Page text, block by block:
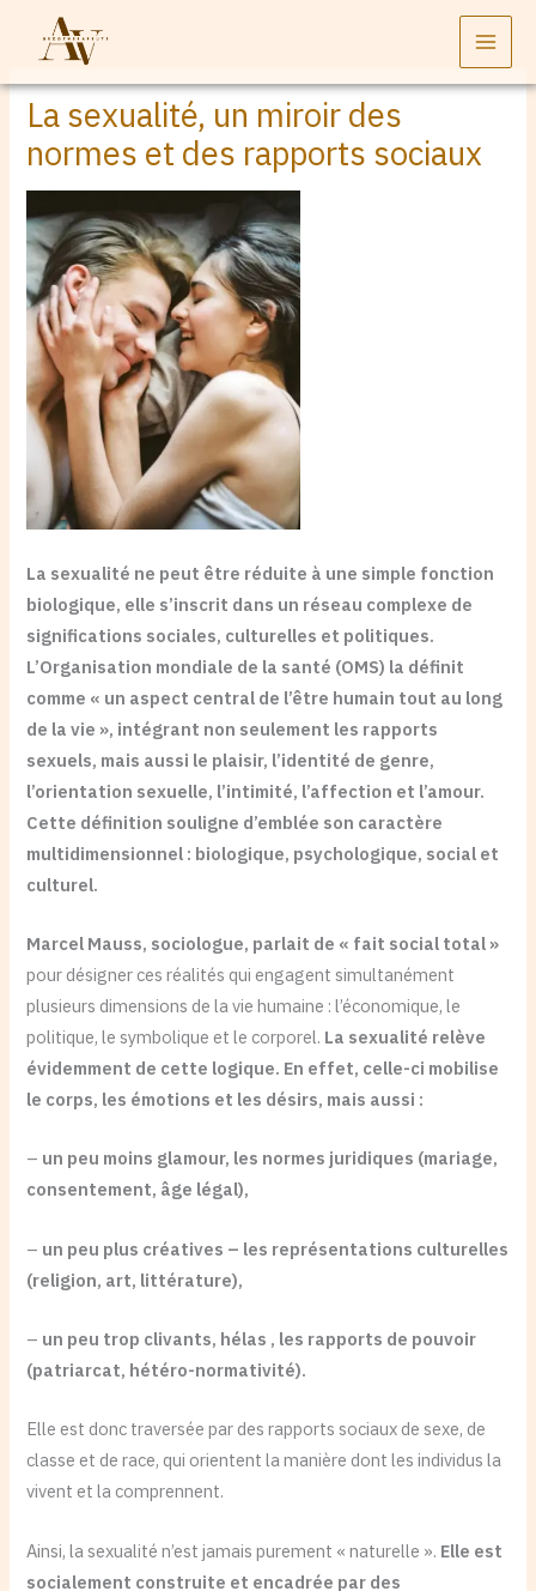
La sexualité, un miroir des
normes et des rapports sociaux
La sexualité ne peut être réduite à une simple fonction
biologique, elle s’inscrit dans un réseau complexe de
significations sociales, culturelles et politiques.
L’Organisation mondiale de la santé (OMS) la définit
comme « un aspect central de l’être humain tout au long
de la vie », intégrant non seulement les rapports
sexuels, mais aussi le plaisir, l’identité de genre,
l’orientation sexuelle, l’intimité, l’affection et l’amour.
Cette définition souligne d’emblée son caractère
multidimensionnel : biologique, psychologique, social et
culturel.
Marcel Mauss, sociologue, parlait de « fait social total »
pour désigner ces réalités qui engagent simultanément
plusieurs dimensions de la vie humaine : l’économique, le
politique, le symbolique et le corporel. La sexualité relève
évidemment de cette logique. En effet, celle-ci mobilise
le corps, les émotions et les désirs, mais aussi :
– un peu moins glamour, les normes juridiques (mariage,
consentement, âge légal),
– un peu plus créatives – les représentations culturelles
(religion, art, littérature),
– un peu trop clivants, hélas , les rapports de pouvoir
(patriarcat, hétéro-normativité).
Elle est donc traversée par des rapports sociaux de sexe, de
classe et de race, qui orientent la manière dont les individus la
vivent et la comprennent.
Ainsi, la sexualité n’est jamais purement « naturelle ». Elle est
socialement construite et encadrée par des